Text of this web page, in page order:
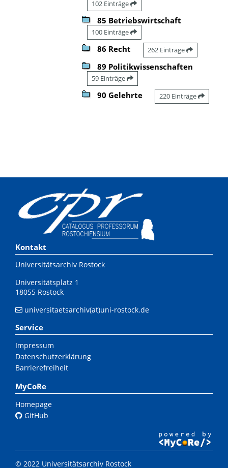
102 Einträge
85 Betriebswirtschaft
100 Einträge
86 Recht 262 Einträge
89 Politikwissenschaften
59 Einträge
90 Gelehrte 220 Einträge
Kontakt
Universitätsarchiv Rostock
Universitätsplatz 1
18055 Rostock
universitaetsarchiv(at)uni-rostock.de
Service
Impressum
Datenschutzerklärung
Barrierefreiheit
MyCoRe
Homepage
GitHub
© 2022 Universitätsarchiv Rostock